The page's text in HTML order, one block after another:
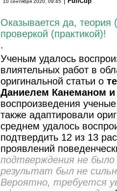
10 сентября 2020, 09:45
Оказывается да, теория
проверкой (практикой)!
.
Ученым удалось
влиятельных работ в
оригинальной статьи о
Даниелем Канеманом и
воспроизведения
также адаптировали
среднем удалось
подтвердить 12 из 13
проявлений
подтверждения не
результат был не
Вероятно, требуется